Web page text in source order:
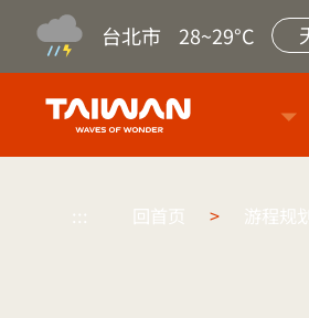
台北市 28~29°C
台旅会北
::: 回首页 > 游程规划